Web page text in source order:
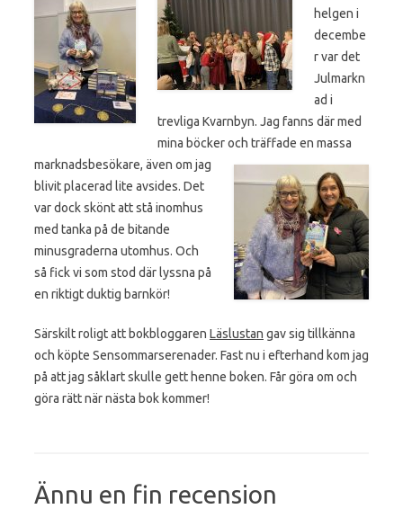
helgen i
decembe
r var det
Julmarkn
ad i
trevliga Kvarnbyn. Jag fanns där med
mina böcker och träffade en massa
marknadsbesökare, även om jag
blivit placerad lite avsides. Det
var dock skönt att stå inomhus
med tanka på de bitande
minusgraderna utomhus. Och
så fick vi som stod där lyssna på
en riktigt duktig barnkör!
Särskilt roligt att bokbloggaren Läslustan gav sig tillkänna
och köpte Sensommarserenader. Fast nu i efterhand kom jag
på att jag såklart skulle gett henne boken. Får göra om och
göra rätt när nästa bok kommer!
Ännu en fin recension